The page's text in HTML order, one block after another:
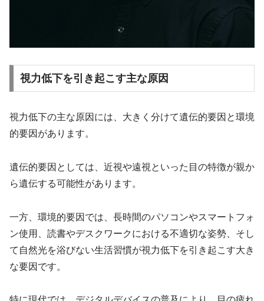
視力低下を引き起こす主な原因
視力低下の主な原因には、大きく分けて遺伝的要因と環境
的要因があります。
遺伝的要因としては、近視や遠視といった目の特徴が親か
ら遺伝する可能性があります。
一方、環境的要因では、長時間のパソコンやスマートフォ
ン使用、読書やデスクワークにおける不適切な姿勢、そし
て自然光を浴びない生活習慣が視力低下を引き起こす大き
な要因です。